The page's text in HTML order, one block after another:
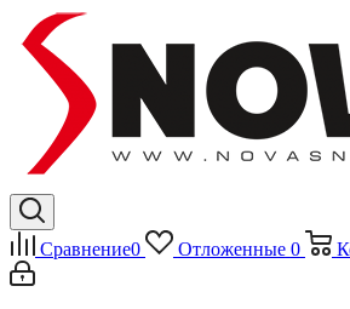
Сравнение0 Отложенные 0